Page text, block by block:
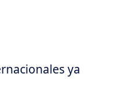
ya